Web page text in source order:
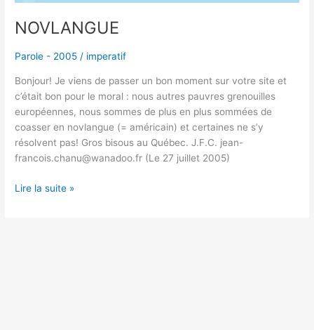
NOVLANGUE
Parole - 2005 / imperatif
Bonjour! Je viens de passer un bon moment sur votre site et
c’était bon pour le moral : nous autres pauvres grenouilles
européennes, nous sommes de plus en plus sommées de
coasser en novlangue (= américain) et certaines ne s’y
résolvent pas! Gros bisous au Québec. J.F.C. jean-
francois.chanu@wanadoo.fr (Le 27 juillet 2005)
Lire la suite »